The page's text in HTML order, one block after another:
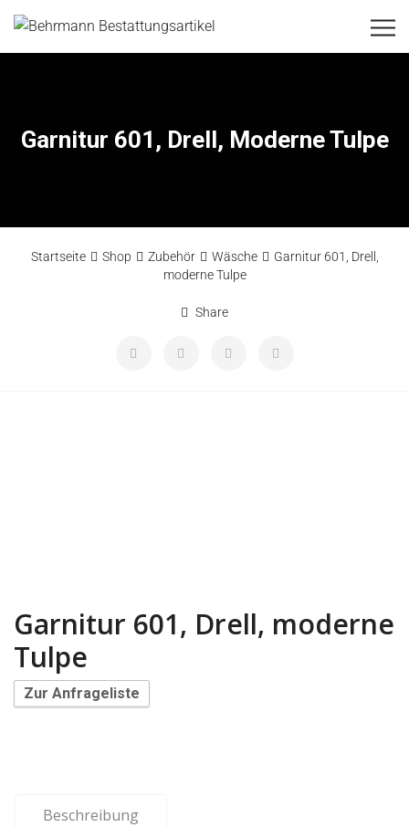
Garnitur 601, Drell, Moderne Tulpe
Startseite Shop Zubehör Wäsche
Garnitur 601, Drell,
moderne Tulpe
Share
Garnitur 601, Drell, moderne
Tulpe
Zur Anfrageliste
Beschreibung